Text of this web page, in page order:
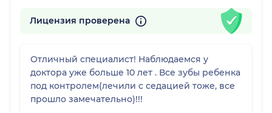
Лицензия проверена
Отличный специалист! Наблюдаемся у
доктора уже больше 10 лет . Все зубы ребенка
под контролем(лечили с седацией тоже, все
прошло замечательно)!!!